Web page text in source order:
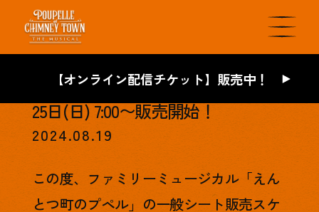
【オンライン配信チケット】販売中！
【第一弾】一般シート、2024年8月
25日(日) 7:00〜販売開始！
2024.08.19
この度、ファミリーミュージカル「えん
とつ町のプペル」の一般シート販売スケ